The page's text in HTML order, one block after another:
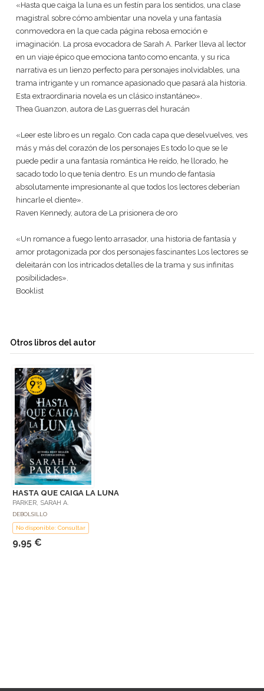
«Hasta que caiga la luna es un festín para los sentidos, una clase
magistral sobre cómo ambientar una novela y una fantasía
conmovedora en la que cada página rebosa emoción e
imaginación. La prosa evocadora de Sarah A. Parker lleva al lector
en un viaje épico que emociona tanto como encanta, y su rica
narrativa es un lienzo perfecto para personajes inolvidables, una
trama intrigante y un romance apasionado que pasará ala historia.
Esta extraordinaria novela es un clásico instantáneo».
Thea Guanzon, autora de Las guerras del huracán
«Leer este libro es un regalo. Con cada capa que deselvuelves, ves
más y más del corazón de los personajes Es todo lo que se le
puede pedir a una fantasía romántica He reído, he llorado, he
sacado todo lo que tenía dentro. Es un mundo de fantasía
absolutamente impresionante al que todos los lectores deberían
hincarle el diente».
Raven Kennedy, autora de La prisionera de oro
«Un romance a fuego lento arrasador, una historia de fantasía y
amor protagonizada por dos personajes fascinantes Los lectores se
deleitarán con los intricados detalles de la trama y sus infinitas
posibilidades».
Booklist
Otros libros del autor
HASTA QUE CAIGA LA LUNA
PARKER, SARAH A.
DEBOLSILLO
No disponible: Consultar
9,95 €